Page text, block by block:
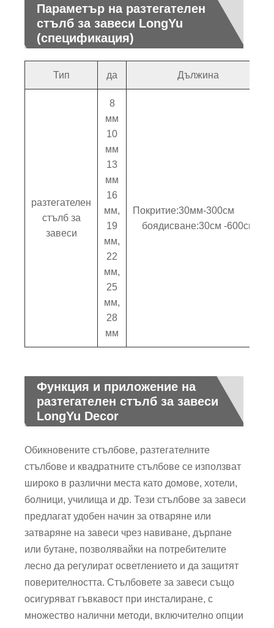
Параметър на разтегателен
стълб за завеси LongYu
(спецификация)
Тип да Дължина
разтегателен
стълб за
завеси
8
мм
10
мм
13
мм
16
мм,
19
мм,
22
мм,
25
мм,
28
мм
Покритие:30мм-300см
боядисване:30см -600см
Функция и приложение на
разтегателен стълб за завеси
LongYu Decor
Обикновените стълбове, разтегателните
стълбове и квадратните стълбове се използват
широко в различни места като домове, хотели,
болници, училища и др. Тези стълбове за завеси
предлагат удобен начин за отваряне или
затваряне на завеси чрез навиване, дърпане
или бутане, позволявайки на потребителите
лесно да регулират осветлението и да защитят
поверителността. Стълбовете за завеси също
осигуряват гъвкавост при инсталиране, с
множество налични методи, включително опции